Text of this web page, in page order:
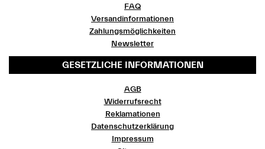
FAQ
Versandinformationen
Zahlungsmöglichkeiten
Newsletter
GESETZLICHE INFORMATIONEN
AGB
Widerrufsrecht
Reklamationen
Datenschutzerklärung
Impressum